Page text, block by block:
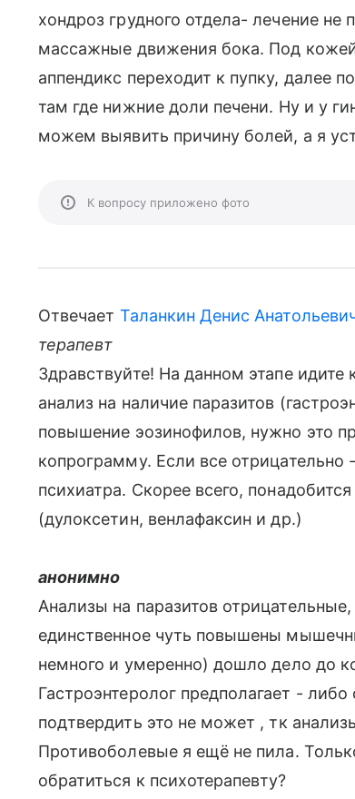
хондроз грудного отдела- лечение
массажные движения бока. Под
аппендикс переходит к пупку, далее
там где нижние доли печени. Ну и у
можем выявить причину болей, а я
К вопросу приложено фото
Отвечает Таланкин Денис
терапевт
Здравствуйте! На данном этапе идите
анализ на наличие паразитов
повышение эозинофилов, нужно это
копрограмму. Если все отрицательно
психиатра. Скорее всего,
(дулоксетин, венлафаксин и др.)
анонимно
Анализы на паразитов
единственное чуть повышены
немного и умеренно) дошло дело до
Гастроэнтеролог предполагает -
подтвердить это не может , тк
Противоболевые я ещё не пила.
обратиться к психотерапевту?